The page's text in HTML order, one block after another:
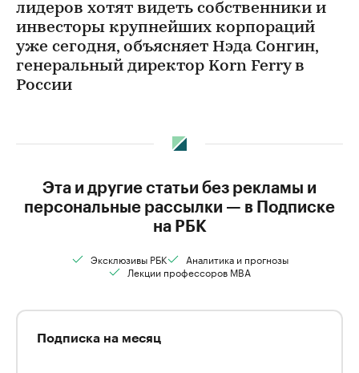
лидеров хотят видеть собственники и
инвесторы крупнейших корпораций
уже сегодня, объясняет Нэда Сонгин,
генеральный директор Korn Ferry в
России
Эта и другие статьи без рекламы и
персональные рассылки — в Подписке
на РБК
Эксклюзивы РБК
Аналитика и прогнозы
Лекции профессоров MBA
Подписка на месяц